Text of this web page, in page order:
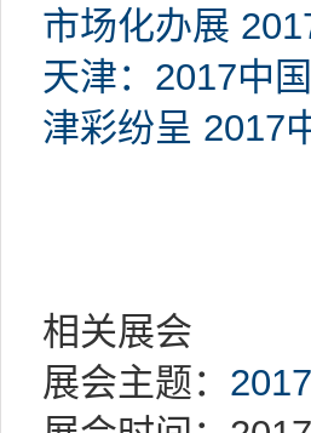
市场化办展
天津：2017中
津彩纷呈 2017
相关展会
展会主题：